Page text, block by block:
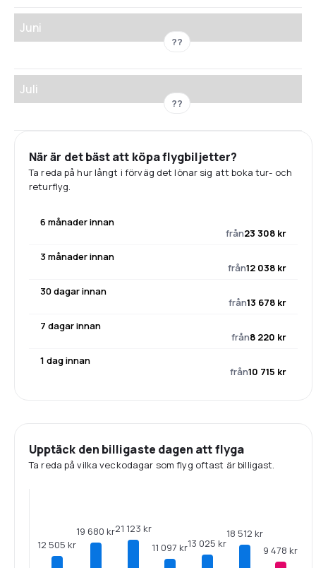
Juni
??
Juli
??
När är det bäst att köpa flygbiljetter?
Ta reda på hur långt i förväg det lönar sig att boka tur- och
returflyg.
6 månader innan
från23 308 kr
3 månader innan
från12 038 kr
30 dagar innan
från13 678 kr
7 dagar innan
från8 220 kr
1 dag innan
från10 715 kr
Upptäck den billigaste dagen att flyga
Ta reda på vilka veckodagar som flyg oftast är billigast.
12 505 kr
19 680 kr21 123 kr
11 097 kr13 025 kr
18 512 kr
9 478 kr